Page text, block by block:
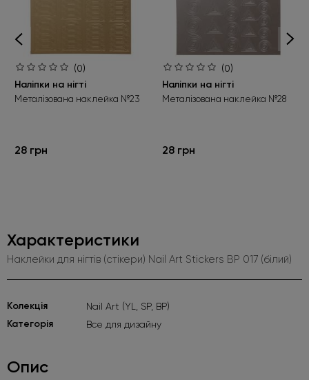
(0)
Наліпки на нігті
Металізована наклейка №23
28 грн
(0)
Наліпки на нігті
Металізована наклейка №28
28 грн
Характеристики
Наклейки для нігтів (стікери) Nail Art Stickers BP 017 (білий)
Kолекція Nail Art (YL, SP, BP)
Категорія Все для дизайну
Опис